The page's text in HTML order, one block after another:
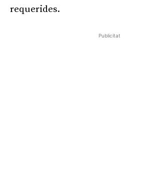
requerides.
Publicitat